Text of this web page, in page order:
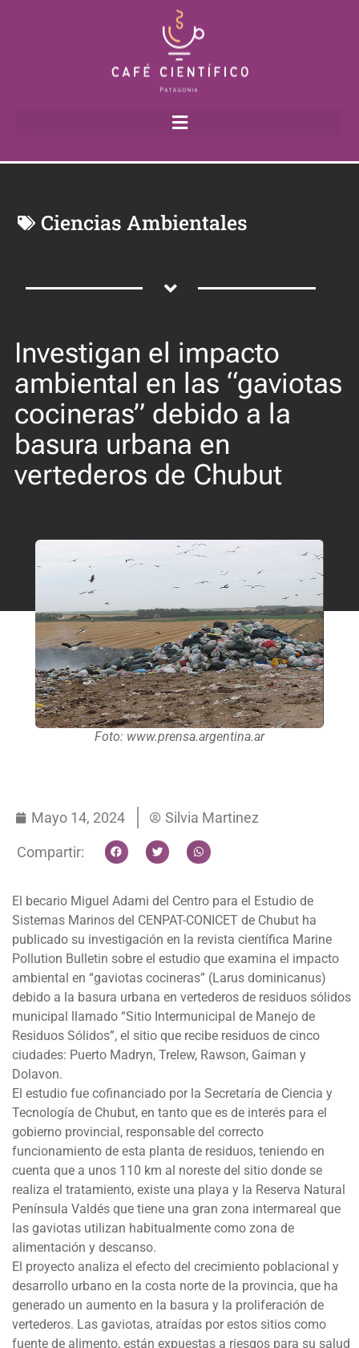
Ciencias Ambientales
Investigan el impacto
ambiental en las “gaviotas
cocineras” debido a la
basura urbana en
vertederos de Chubut
Foto: www.prensa.argentina.ar
Mayo 14, 2024 Silvia Martinez
Compartir:
El becario Miguel Adami del Centro para el Estudio de
Sistemas Marinos del CENPAT-CONICET de Chubut ha
publicado su investigación en la revista científica Marine
Pollution Bulletin sobre el estudio que examina el impacto
ambiental en “gaviotas cocineras” (Larus dominicanus)
debido a la basura urbana en vertederos de residuos sólidos
municipal llamado “Sitio Intermunicipal de Manejo de
Residuos Sólidos”, el sitio que recibe residuos de cinco
ciudades: Puerto Madryn, Trelew, Rawson, Gaiman y
Dolavon.
El estudio fue cofinanciado por la Secretaría de Ciencia y
Tecnología de Chubut, en tanto que es de interés para el
gobierno provincial, responsable del correcto
funcionamiento de esta planta de residuos, teniendo en
cuenta que a unos 110 km al noreste del sitio donde se
realiza el tratamiento, existe una playa y la Reserva Natural
Península Valdés que tiene una gran zona intermareal que
las gaviotas utilizan habitualmente como zona de
alimentación y descanso.
El proyecto analiza el efecto del crecimiento poblacional y
desarrollo urbano en la costa norte de la provincia, que ha
generado un aumento en la basura y la proliferación de
vertederos. Las gaviotas, atraídas por estos sitios como
fuente de alimento, están expuestas a riesgos para su salud